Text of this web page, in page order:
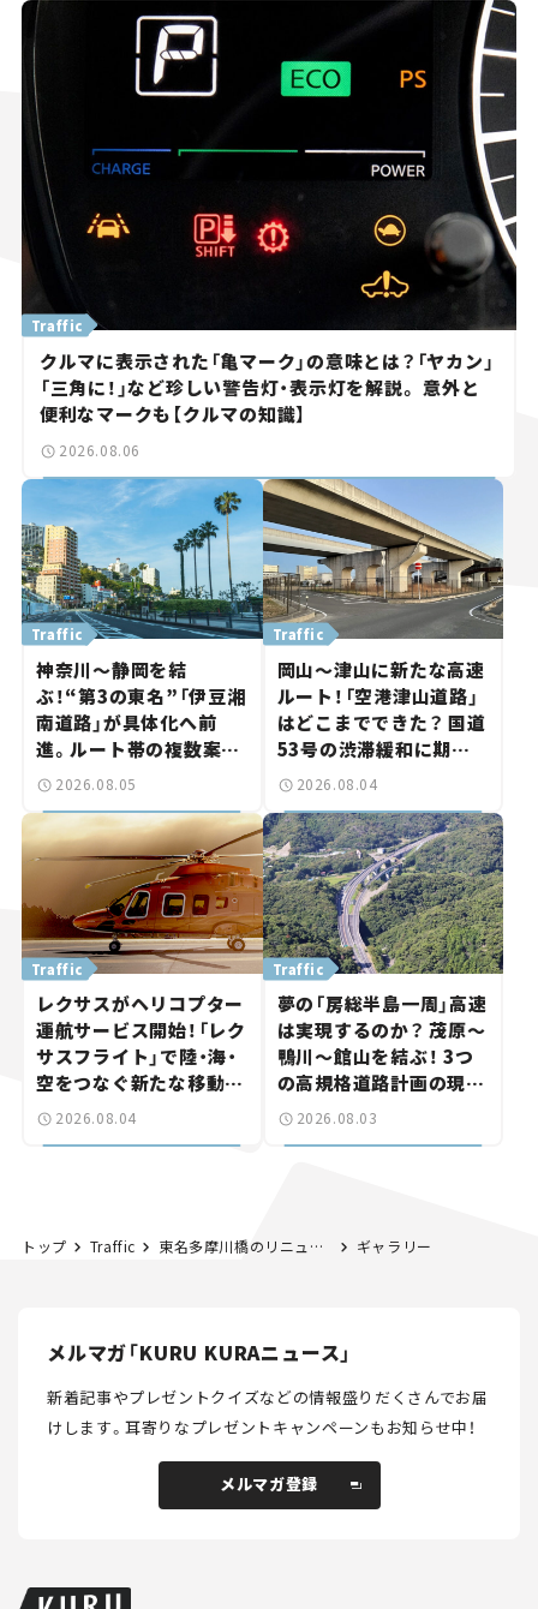
クルマに表示された「亀マーク」の意味とは？「ヤカン」
「三角に！」など珍しい警告灯・表示灯を解説。 意外と
便利なマークも【クルマの知識】
Traffic
2026.08.06
神奈川～静岡を結
ぶ！“第3の東名”「伊豆湘
南道路」が具体化へ前
進。ルート帯の複数案検
討へ。熱海まで信号ゼロ
道路計画】
Traffic
2026.08.05
岡山～津山に新たな高速
ルート！「空港津山道路」
はどこまでできた？ 国道
53号の渋滞緩和に期待。
岡山市側でも動きが【い
Traffic
2026.08.04
レクサスがヘリコプター
運航サービス開始！「レク
サスフライト」で陸・海・
空をつなぐ新たな移動体
験とは
Traffic
2026.08.04
夢の「房総半島一周」高速
は実現するのか？ 茂原～
鴨川～館山を結ぶ！ 3つ
の高規格道路計画の現
状。「館山鴨川道路」で検
Traffic
2026.08.03
トップ Traffic 東名多摩川橋のリニューアル工事で車線の切り替えを実施。 7月27日～29日は東名高速の渋滞に注意！ ギャラリー
メルマガ「KURU KURAニュース」
新着記事やプレゼントクイズなどの情報盛りだくさんでお届
けします。耳寄りなプレゼントキャンペーンもお知らせ中！
メルマガ登録